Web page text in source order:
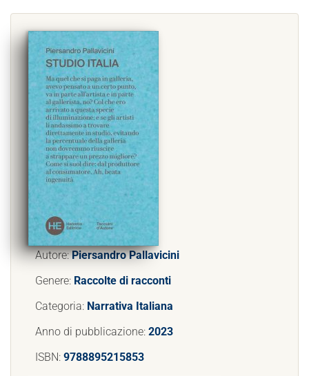
Autore:Piersandro Pallavicini
Genere: Raccolte di racconti
Categoria: Narrativa Italiana
Anno di pubblicazione: 2023
ISBN: 9788895215853